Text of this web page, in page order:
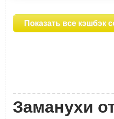
Показать все кэшбэк
Заманухи